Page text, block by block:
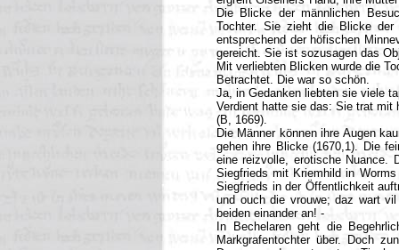
Die Blicke der männlichen
Tochter. Sie zieht die Blicke
entsprechend der höfischen
gereicht. Sie ist sozusagen das
Mit verliebten Blicken wurde die
Betrachtet. Die war so schön.
Ja, in Gedanken liebten sie viele
Verdient hatte sie das: Sie trat mit
(B, 1669).
Die Männer können ihre Augen
gehen ihre Blicke (1670,1). Die
eine reizvolle, erotische Nuance.
Siegfrieds mit Kriemhild in
Siegfrieds in der Öffentlichkeit
und ouch die vrouwe; daz wart
beiden einander an! -
In Bechelaren geht die
Markgrafentochter über. Doch